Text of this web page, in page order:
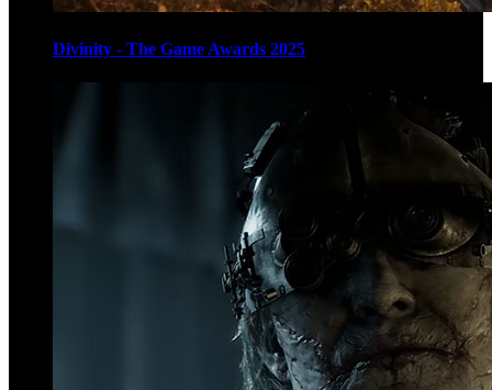
Divinity - The Game Awards 2025